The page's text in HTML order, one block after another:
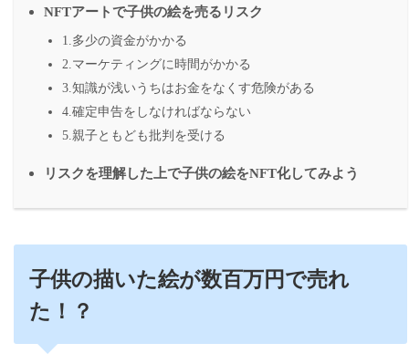
NFTアートで子供の絵を売るリスク
1.多少の資金がかかる
2.マーケティングに時間がかかる
3.知識が浅いうちはお金をなくす危険がある
4.確定申告をしなければならない
5.親子ともども批判を受ける
リスクを理解した上で子供の絵をNFT化してみよう
子供の描いた絵が数百万円で売れ
た！？